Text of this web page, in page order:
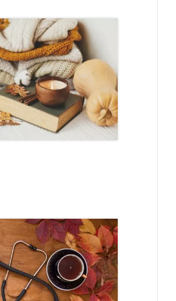
Nabídka léčby ve
FYZIOklinice